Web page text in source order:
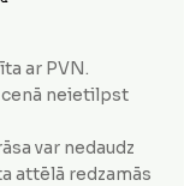
ar PVN.
neietilpst
var nedaudz
attēlā redzamās